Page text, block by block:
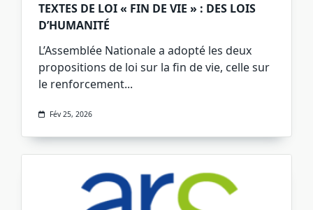
TEXTES DE LOI « FIN DE VIE » : DES LOIS
D’HUMANITÉ
L’Assemblée Nationale a adopté les deux
propositions de loi sur la fin de vie, celle sur
le renforcement...
Fév 25, 2026